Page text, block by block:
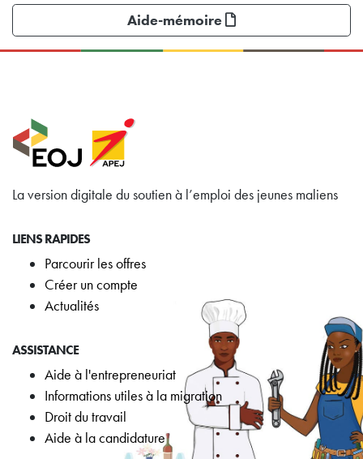
Aide-mémoire
La version digitale du soutien à l’emploi des jeunes maliens
LIENS RAPIDES
Parcourir les offres
Créer un compte
Actualités
ASSISTANCE
Aide à l'entrepreneuriat
Informations utiles à la migration
Droit du travail
Aide à la candidature